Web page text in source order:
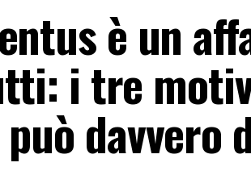
è un
i tre
può davvero